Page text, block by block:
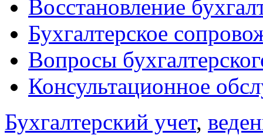
Восстановление
Бухгалтерское
Вопросы
Консультационное
Бухгалтерский учет,